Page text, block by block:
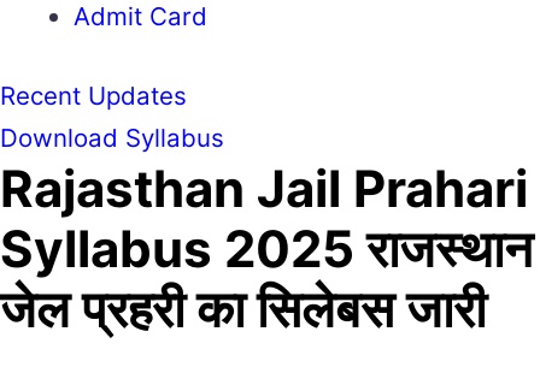
Admit Card
Recent Updates
Download Syllabus
Rajasthan Jail Prahari
Syllabus 2025 राजस्थान
जेल प्रहरी का सिलेबस जारी